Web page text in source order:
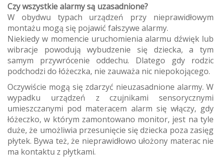
Czy wszystkie alarmy są uzasadnione?
W obydwu typach urządzeń przy nieprawidłowym
montażu mogą się pojawić fałszywe alarmy.
Niekiedy w momencie uruchomienia alarmu dźwięk lub
wibracje powodują wybudzenie się dziecka, a tym
samym przywrócenie oddechu. Dlatego gdy rodzic
podchodzi do łóżeczka, nie zauważa nic niepokojącego.
Oczywiście mogą się zdarzyć nieuzasadnione alarmy. W
wypadku urządzeń z czujnikami sensorycznymi
umieszczanymi pod materacem alarm się włączy, gdy
łóżeczko, w którym zamontowano monitor, jest na tyle
duże, że umożliwia przesunięcie się dziecka poza zasięg
płytek. Bywa też, że nieprawidłowo ułożony materac nie
ma kontaktu z płytkami.